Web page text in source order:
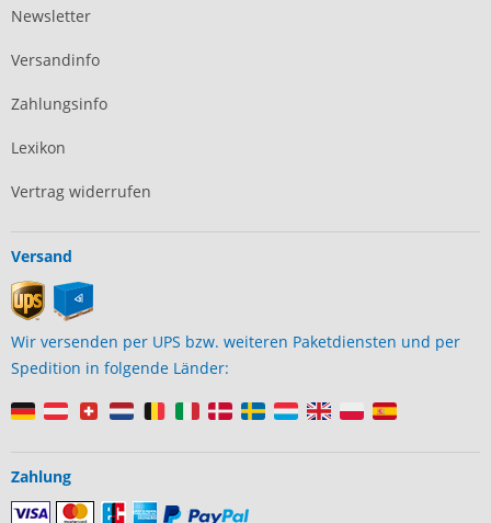
Newsletter
Versandinfo
Zahlungsinfo
Lexikon
Vertrag widerrufen
Versand
Wir versenden per UPS bzw. weiteren Paketdiensten und per
Spedition in folgende Länder:
Zahlung